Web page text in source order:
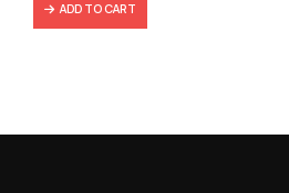
ADD TO CART